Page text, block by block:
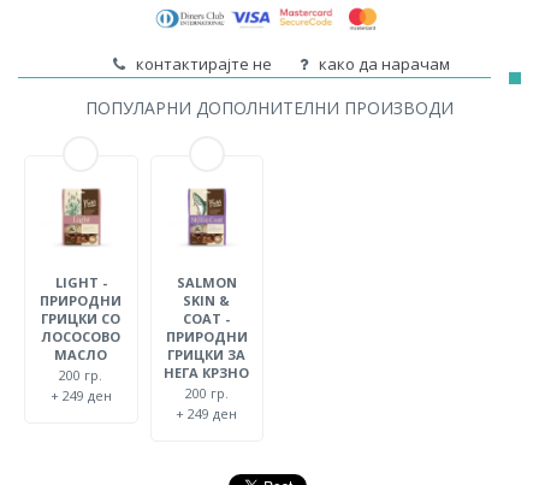
контактирајте не како да нарачам
ПОПУЛАРНИ ДОПОЛНИТЕЛНИ ПРОИЗВОДИ
LIGHT -
ПРИРОДНИ
ГРИЦКИ СО
ЛОСОСОВО
МАСЛО
200 гр.
+ 249 ден
SALMON
SKIN &
COAT -
ПРИРОДНИ
ГРИЦКИ ЗА
НЕГА КРЗНО
200 гр.
+ 249 ден